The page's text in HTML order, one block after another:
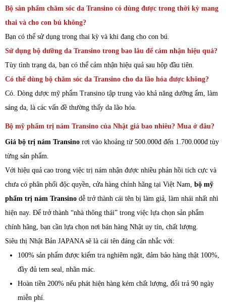
Bộ sản phẩm chăm sóc da Transino có dùng được trong thời kỳ mang
thai và cho con bú không?
Bạn có thể sử dụng trong thai kỳ và khi đang cho con bú.
Sử dụng bộ dưỡng da Transino trong bao lâu để cảm nhận hiệu quả?
Tùy tình trạng da, bạn có thể cảm nhận hiệu quả sau hộp đầu tiên.
Có thể dùng bộ chăm sóc da Transino cho da lão hóa được không?
Có. Dòng dược mỹ phẩm Transino tập trung vào khả năng dưỡng ẩm, làm
sáng da, là các vấn đề thường thấy da lão hóa.
Bộ mỹ phẩm trị nám Transino của Nhật giá bao nhiêu? Mua ở đâu?
Giá bộ trị nám Transino rơi vào khoảng từ 500.000đ đến 1.700.000đ tùy
từng sản phẩm.
Với hiệu quả cao trong việc trị nám nhận được nhiều phản hồi tích cực và
chưa có phân phối độc quyền, cửa hàng chính hãng tại Việt Nam, bộ mỹ
phẩm trị nám Transino dễ trở thành cái tên bị làm giả, làm nhái nhất nhì
hiện nay. Để trở thành “nhà thông thái” trong việc lựa chọn sản phẩm
chính hãng, bạn cần lựa chọn nơi bán hàng Nhật uy tín, chất lượng.
Siêu thị Nhật Bản JAPANA sẽ là cái tên đáng cân nhắc với:
100% sản phẩm được kiểm tra nghiêm ngặt, đảm bảo hàng thật 100%,
đầy đủ tem seal, nhãn mác.
Hoàn tiền 200% nếu phát hiện hàng kém chất lượng, đổi trả 90 ngày
miễn phí.